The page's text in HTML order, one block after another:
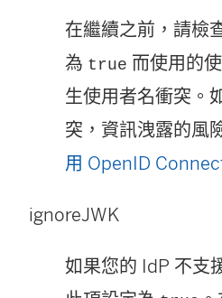
在繼續之前，請檢
為 true 而使用的
生使用者名衝突。
突，資訊洩露的風
用 OpenID
ignoreJWK
如果您的 IdP 不支